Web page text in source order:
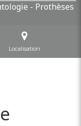
- Prothèses
Localisation